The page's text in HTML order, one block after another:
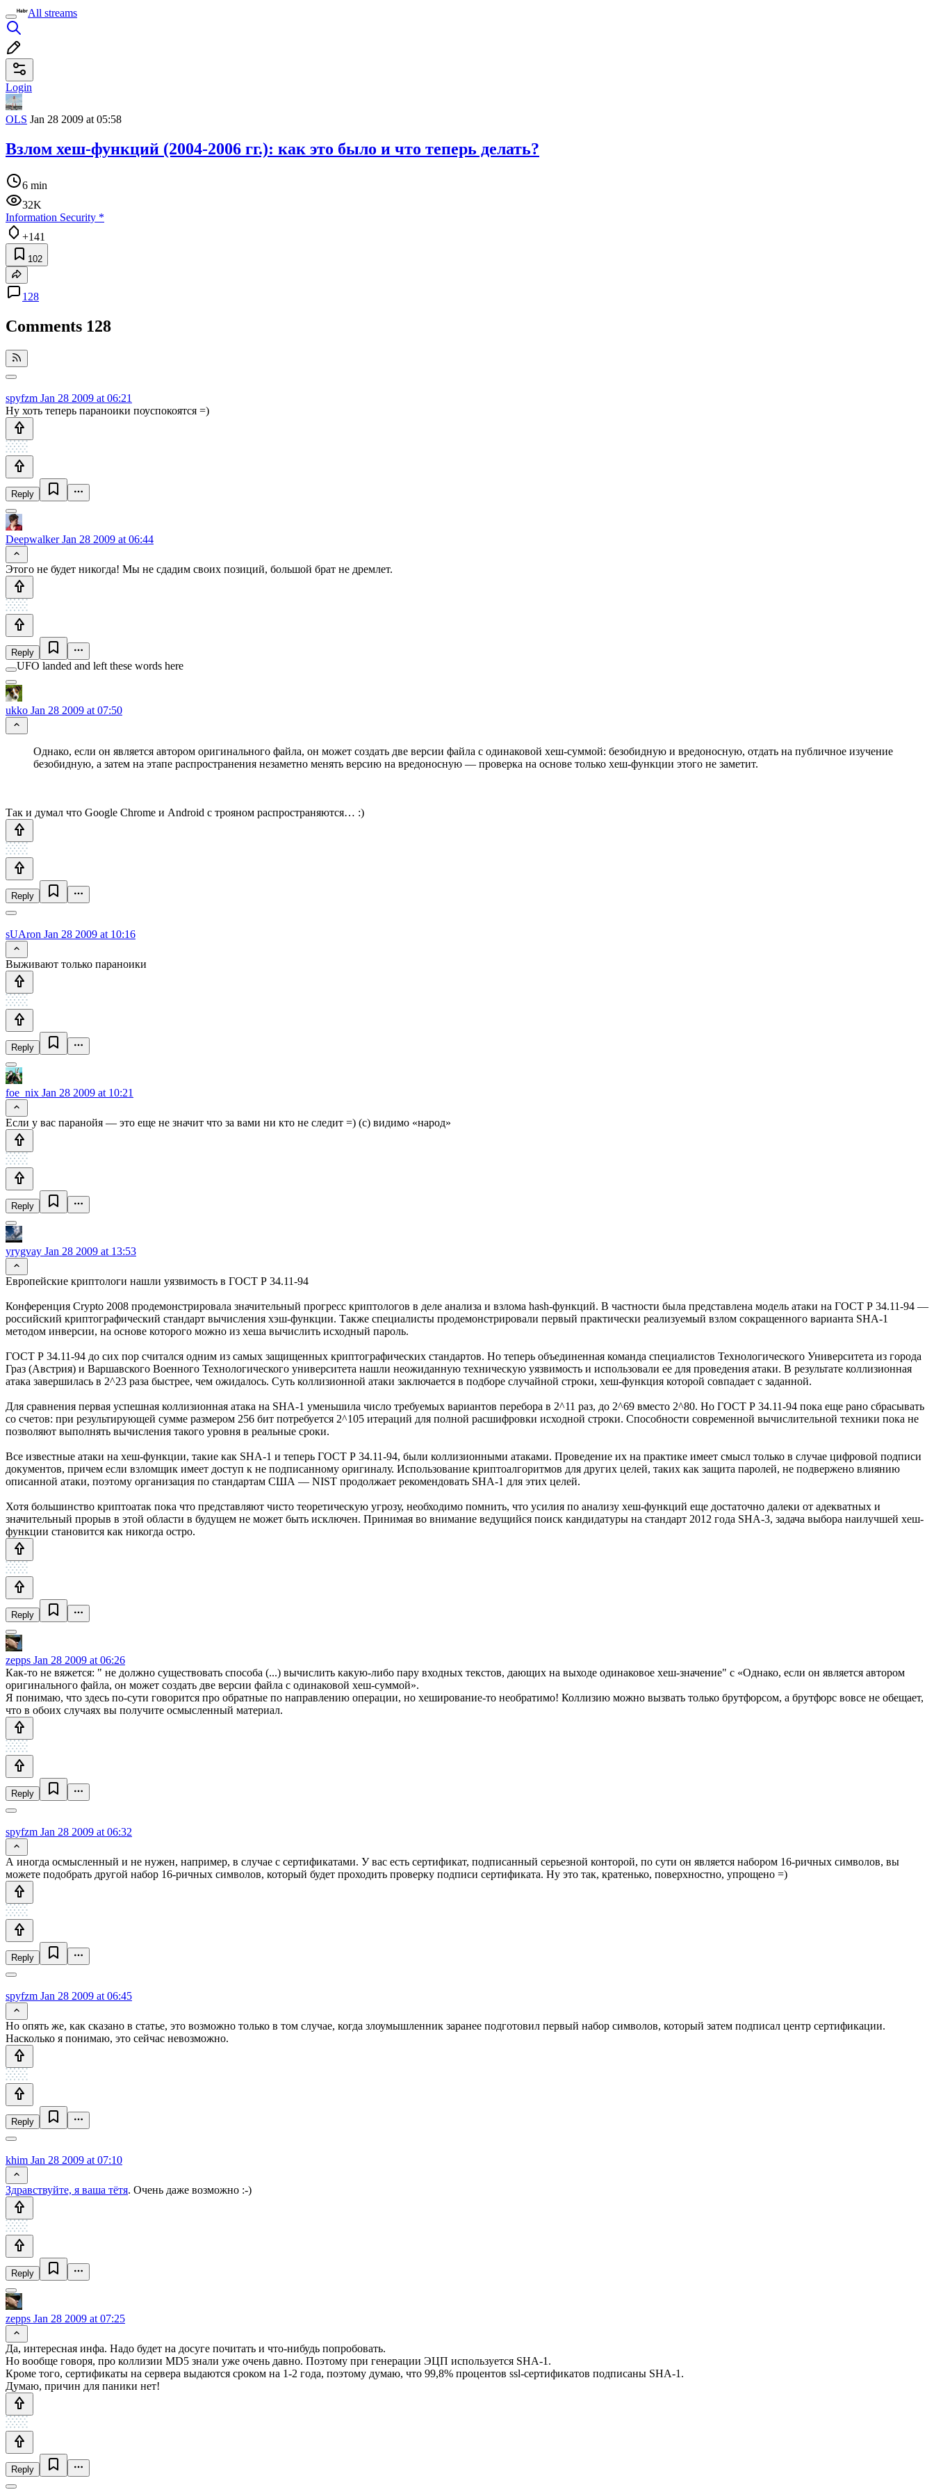
All streams
Login
OLS Jan 28 2009 at 05:58
Взлом хеш-функций (2004-2006 гг.): как это было и что теперь делать?
6 min
32K
Information Security *
+141
102
128
Comments 128
spyfzm Jan 28 2009 at 06:21
Ну хоть теперь параноики поуспокоятся =)
Reply
DeepwalkerJan 28 2009 at 06:44
Этого не будет никогда! Мы не сдадим своих позиций, большой брат не дремлет.
Reply
UFO landed and left these words here
ukko Jan 28 2009 at 07:50
Однако, если он является автором оригинального файла, он может создать две версии файла с одинаковой хеш-суммой: безобидную и вредоносную, отдать на публичное изучение
безобидную, а затем на этапе распространения незаметно менять версию на вредоносную — проверка на основе только хеш-функции этого не заметит.
Так и думал что Google Chrome и Android с трояном распространяются… :)
Reply
sUAron Jan 28 2009 at 10:16
Выживают только параноики
Reply
foe_nix Jan 28 2009 at 10:21
Если у вас паранойя — это еще не значит что за вами ни кто не следит =) (с) видимо «народ»
Reply
yrygvay Jan 28 2009 at 13:53
Европейские криптологи нашли уязвимость в ГОСТ Р 34.11-94
Конференция Crypto 2008 продемонстрировала значительный прогресс криптологов в деле анализа и взлома hash-функций. В частности была представлена модель атаки на ГОСТ Р 34.11-94 —
российский криптографический стандарт вычисления хэш-функции. Также специалисты продемонстрировали первый практически реализуемый взлом сокращенного варианта SHA-1
методом инверсии, на основе которого можно из хеша вычислить исходный пароль.
ГОСТ Р 34.11-94 до сих пор считался одним из самых защищенных криптографических стандартов. Но теперь объединенная команда специалистов Технологического Университета из города
Граз (Австрия) и Варшавского Военного Технологического университета нашли неожиданную техническую уязвимость и использовали ее для проведения атаки. В результате коллизионная
атака завершилась в 2^23 раза быстрее, чем ожидалось. Суть коллизионной атаки заключается в подборе случайной строки, хеш-функция которой совпадает с заданной.
Для сравнения первая успешная коллизионная атака на SHA-1 уменьшила число требуемых вариантов перебора в 2^11 раз, до 2^69 вместо 2^80. Но ГОСТ Р 34.11-94 пока еще рано сбрасывать
со счетов: при результирующей сумме размером 256 бит потребуется 2^105 итераций для полной расшифровки исходной строки. Способности современной вычислительной техники пока не
позволяют выполнять вычисления такого уровня в реальные сроки.
Все известные атаки на хеш-функции, такие как SHA-1 и теперь ГОСТ Р 34.11-94, были коллизионными атаками. Проведение их на практике имеет смысл только в случае цифровой подписи
документов, причем если взломщик имеет доступ к не подписанному оригиналу. Использование криптоалгоритмов для других целей, таких как защита паролей, не подвержено влиянию
описанной атаки, поэтому организация по стандартам США — NIST продолжает рекомендовать SHA-1 для этих целей.
Хотя большинство криптоатак пока что представляют чисто теоретическую угрозу, необходимо помнить, что усилия по анализу хеш-функций еще достаточно далеки от адекватных и
значительный прорыв в этой области в будущем не может быть исключен. Принимая во внимание ведущийся поиск кандидатуры на стандарт 2012 года SHA-3, задача выбора наилучшей хеш-
функции становится как никогда остро.
Reply
zepps Jan 28 2009 at 06:26
Как-то не вяжется: " не должно существовать способа (...) вычислить какую-либо пару входных текстов, дающих на выходе одинаковое хеш-значение" с «Однако, если он является автором
оригинального файла, он может создать две версии файла с одинаковой хеш-суммой».
Я понимаю, что здесь по-сути говорится про обратные по направлению операции, но хеширование-то необратимо! Коллизию можно вызвать только брутфорсом, а брутфорс вовсе не обещает,
что в обоих случаях вы получите осмысленный материал.
Reply
spyfzm Jan 28 2009 at 06:32
А иногда осмысленный и не нужен, например, в случае с сертификатами. У вас есть сертификат, подписанный серьезной конторой, по сути он является набором 16-ричных символов, вы
можете подобрать другой набор 16-ричных символов, который будет проходить проверку подписи сертификата. Ну это так, кратенько, поверхностно, упрощено =)
Reply
spyfzm Jan 28 2009 at 06:45
Но опять же, как сказано в статье, это возможно только в том случае, когда злоумышленник заранее подготовил первый набор символов, который затем подписал центр сертификации.
Насколько я понимаю, это сейчас невозможно.
Reply
khim Jan 28 2009 at 07:10
Здравствуйте, я ваша тётя. Очень даже возможно :-)
Reply
zepps Jan 28 2009 at 07:25
Да, интересная инфа. Надо будет на досуге почитать и что-нибудь попробовать.
Но вообще говоря, про коллизии MD5 знали уже очень давно. Поэтому при генерации ЭЦП используется SHA-1.
Кроме того, сертификаты на сервера выдаются сроком на 1-2 года, поэтому думаю, что 99,8% процентов ssl-сертификатов подписаны SHA-1.
Думаю, причин для паники нет!
Reply